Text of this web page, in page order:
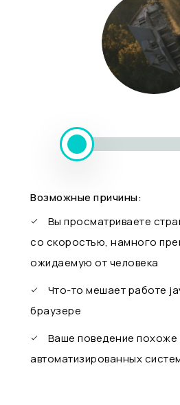
Возможные причины:
Вы просматриваете
со скоростью, намного
ожидаемую от человека
Что-то мешает работе
браузере
Ваше поведение похоже
автоматизированных